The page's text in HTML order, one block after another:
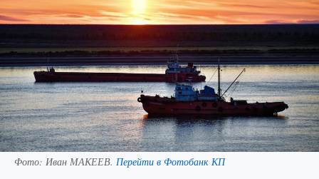
Фото: Иван МАКЕЕВ. Перейти в Фотобанк КП